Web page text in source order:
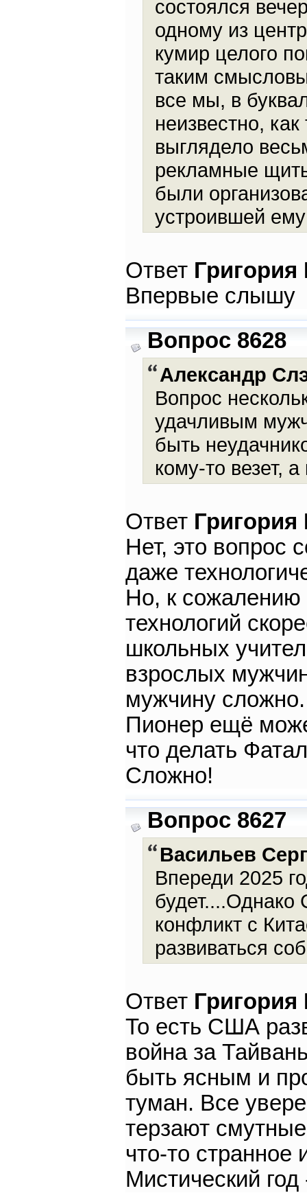
состоялся
одному из
кумир целого
таким
все мы, в
неизвестно,
выглядело
рекламные
были
устроившей
Ответ
Впервые слышу
Вопрос 8628
Александр
Вопрос
удачливым
быть
кому-то везет,
Ответ
Нет, это вопрос
даже
Но, к
технологий
школьных
взрослых
мужчину
Пионер ещё
что делать
Сложно!
Вопрос 8627
Васильев
Впереди 2025
конфликт с
развиваться
Ответ
То есть США
война за
быть ясным и
туман. Все
терзают
что-то странное
Мистический